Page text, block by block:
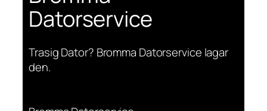
Datorservice
Trasig Dator? Bromma Datorservice lagar
den.